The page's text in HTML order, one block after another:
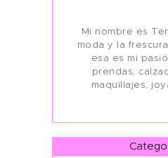
Mi nombre es
moda y la
esa es mi
prendas,
maquillajes,